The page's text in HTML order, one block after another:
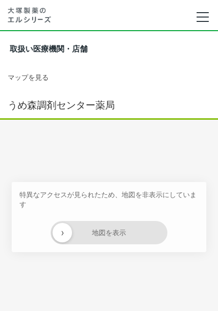
取扱い医療機関・店舗
マップを見る
うめ森調剤センター薬局
特異なアクセスが見られたため、地図を非表示にしていま
す
地図を表示
›